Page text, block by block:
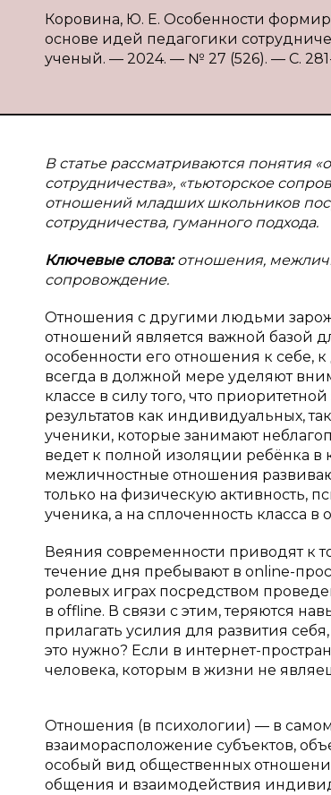
Коровина, Ю. Е. Особенности
основе идей педагогики
ученый. — 2024. — № 27 (526). — С.
В статье рассматриваются понятия
сотрудничества», «тьюторское
отношений младших школьников
сотрудничества, гуманного подхода.
Ключевые слова:отношения,
сопровождение.
Отношения с другими людьми
отношений является важной базой
особенности его отношения к себе,
всегда в должной мере уделяют
классе в силу того, что
результатов как индивидуальных,
ученики, которые занимают
ведет к полной изоляции ребёнка в
межличностные отношения
только на физическую активность,
ученика, а на сплоченность класса в
Веяния современности приводят к
течение дня пребывают в online-
ролевых играх посредством
в offline. В связи с этим, теряются
прилагать усилия для развития
это нужно? Если в интернет-
человека, которым в жизни не
Отношения (в психологии) — в
взаиморасположение субъектов,
особый вид общественных
общения и взаимодействия